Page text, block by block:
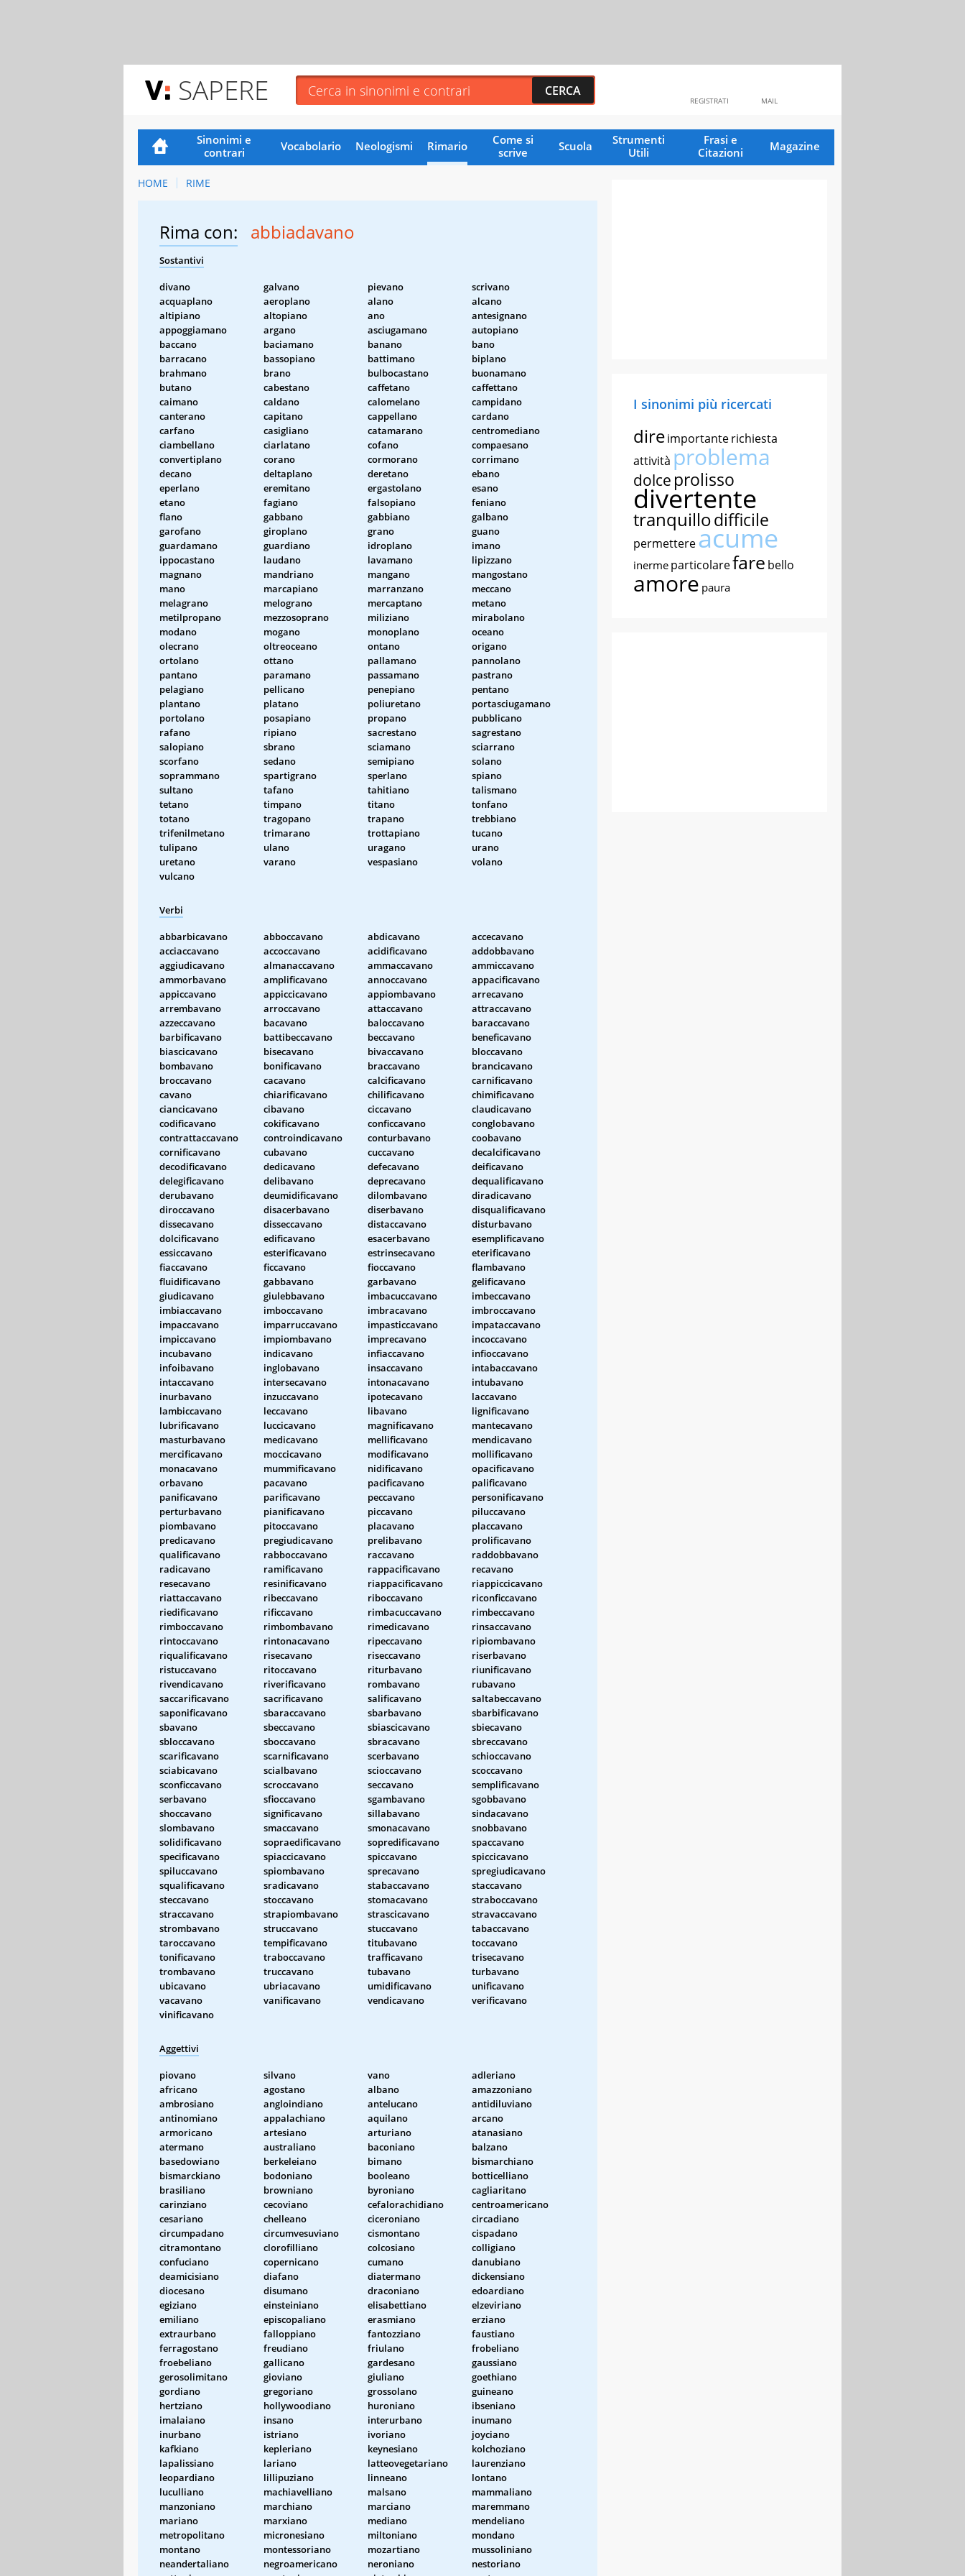
SAPERE MAIL
REGISTRATI
Sinonimi e
contrari
Vocabolario Neologismi Rimario
Come si
scrive
Scuola
Strumenti
Utili
Frasi e
Citazioni
Magazine
HOME RIME
Rima con: abbiadavano
Sostantivi
divano galvano pievano
scrivano
acquaplano
aeroplano alano
alcano
altipiano
altopiano ano
antesignano
appoggiamano
argano asciugamano
autopiano
baccano
baciamano banano
bano
barracano
bassopiano battimano
biplano
brahmano
brano bulbocastano
buonamano
butano
cabestano caffetano
caffettano
caimano
caldano calomelano
campidano
canterano
capitano cappellano
cardano
carfano
casigliano catamarano
centromediano
ciambellano
ciarlatano cofano
compaesano
convertiplano
corano cormorano
corrimano
decano
deltaplano deretano
ebano
eperlano
eremitano ergastolano
esano
etano
fagiano falsopiano
feniano
flano
gabbano gabbiano
galbano
garofano
giroplano grano
guano
guardamano
guardiano idroplano
imano
ippocastano
laudano lavamano
lipizzano
magnano
mandriano mangano
mangostano
mano
marcapiano marranzano
meccano
melagrano
melograno mercaptano
metano
metilpropano
mezzosoprano miliziano
mirabolano
modano
mogano monoplano
oceano
olecrano
oltreoceano ontano
origano
ortolano
ottano pallamano
pannolano
pantano
paramano passamano
pastrano
pelagiano
pellicano penepiano
pentano
plantano
platano poliuretano
portasciugamano
portolano
posapiano propano
pubblicano
rafano
ripiano sacrestano
sagrestano
salopiano
sbrano sciamano
sciarrano
scorfano
sedano semipiano
solano
soprammano
spartigrano sperlano
spiano
sultano
tafano tahitiano
talismano
tetano
timpano titano
tonfano
totano
tragopano trapano
trebbiano
trifenilmetano
trimarano trottapiano
tucano
tulipano
ulano uragano
urano
uretano
varano vespasiano
volano
vulcano
Verbi
abbarbicavano abboccavano abdicavano
accecavano
acciaccavano
accoccavano acidificavano
addobbavano
aggiudicavano
almanaccavano ammaccavano
ammiccavano
ammorbavano
amplificavano annoccavano
appacificavano
appiccavano
appiccicavano appiombavano
arrecavano
arrembavano
arroccavano attaccavano
attraccavano
azzeccavano
bacavano baloccavano
baraccavano
barbificavano
battibeccavano beccavano
beneficavano
biascicavano
bisecavano bivaccavano
bloccavano
bombavano
bonificavano braccavano
brancicavano
broccavano
cacavano calcificavano
carnificavano
cavano
chiarificavano chilificavano
chimificavano
ciancicavano
cibavano ciccavano
claudicavano
codificavano
cokificavano conficcavano
conglobavano
contrattaccavano
controindicavano conturbavano
coobavano
cornificavano
cubavano cuccavano
decalcificavano
decodificavano
dedicavano defecavano
deificavano
delegificavano
delibavano deprecavano
dequalificavano
derubavano
deumidificavano dilombavano
diradicavano
diroccavano
disacerbavano diserbavano
disqualificavano
dissecavano
disseccavano distaccavano
disturbavano
dolcificavano
edificavano esacerbavano
esemplificavano
essiccavano
esterificavano estrinsecavano
eterificavano
fiaccavano
ficcavano fioccavano
flambavano
fluidificavano
gabbavano garbavano
gelificavano
giudicavano
giulebbavano imbacuccavano
imbeccavano
imbiaccavano
imboccavano imbracavano
imbroccavano
impaccavano
imparruccavano impasticcavano
impataccavano
impiccavano
impiombavano imprecavano
incoccavano
incubavano
indicavano infiaccavano
infioccavano
infoibavano
inglobavano insaccavano
intabaccavano
intaccavano
intersecavano intonacavano
intubavano
inurbavano
inzuccavano ipotecavano
laccavano
lambiccavano
leccavano libavano
lignificavano
lubrificavano
luccicavano magnificavano
mantecavano
masturbavano
medicavano mellificavano
mendicavano
mercificavano
moccicavano modificavano
mollificavano
monacavano
mummificavano nidificavano
opacificavano
orbavano
pacavano pacificavano
palificavano
panificavano
parificavano peccavano
personificavano
perturbavano
pianificavano piccavano
piluccavano
piombavano
pitoccavano placavano
placcavano
predicavano
pregiudicavano prelibavano
prolificavano
qualificavano
rabboccavano raccavano
raddobbavano
radicavano
ramificavano rappacificavano
recavano
resecavano
resinificavano riappacificavano
riappiccicavano
riattaccavano
ribeccavano riboccavano
riconficcavano
riedificavano
rificcavano rimbacuccavano
rimbeccavano
rimboccavano
rimbombavano rimedicavano
rinsaccavano
rintoccavano
rintonacavano ripeccavano
ripiombavano
riqualificavano
risecavano riseccavano
riserbavano
ristuccavano
ritoccavano riturbavano
riunificavano
rivendicavano
riverificavano rombavano
rubavano
saccarificavano
sacrificavano salificavano
saltabeccavano
saponificavano
sbaraccavano sbarbavano
sbarbificavano
sbavano
sbeccavano sbiascicavano
sbiecavano
sbloccavano
sboccavano sbracavano
sbreccavano
scarificavano
scarnificavano scerbavano
schioccavano
sciabicavano
scialbavano scioccavano
scoccavano
sconficcavano
scroccavano seccavano
semplificavano
serbavano
sfioccavano sgambavano
sgobbavano
shoccavano
significavano sillabavano
sindacavano
slombavano
smaccavano smonacavano
snobbavano
solidificavano
sopraedificavano sopredificavano
spaccavano
specificavano
spiaccicavano spiccavano
spiccicavano
spiluccavano
spiombavano sprecavano
spregiudicavano
squalificavano
sradicavano stabaccavano
staccavano
steccavano
stoccavano stomacavano
straboccavano
straccavano
strapiombavano strascicavano
stravaccavano
strombavano
struccavano stuccavano
tabaccavano
taroccavano
tempificavano titubavano
toccavano
tonificavano
traboccavano trafficavano
trisecavano
trombavano
truccavano tubavano
turbavano
ubicavano
ubriacavano umidificavano
unificavano
vacavano
vanificavano vendicavano
verificavano
vinificavano
Aggettivi
piovano silvano vano
adleriano
africano
agostano albano
amazzoniano
ambrosiano
angloindiano antelucano
antidiluviano
antinomiano
appalachiano aquilano
arcano
armoricano
artesiano arturiano
atanasiano
atermano
australiano baconiano
balzano
basedowiano
berkeleiano bimano
bismarchiano
bismarckiano
bodoniano booleano
botticelliano
brasiliano
browniano byroniano
cagliaritano
carinziano
cecoviano cefalorachidiano
centroamericano
cesariano
chelleano ciceroniano
circadiano
circumpadano
circumvesuviano cismontano
cispadano
citramontano
clorofilliano colcosiano
colligiano
confuciano
copernicano cumano
danubiano
deamicisiano
diafano diatermano
dickensiano
diocesano
disumano draconiano
edoardiano
egiziano
einsteiniano elisabettiano
elzeviriano
emiliano
episcopaliano erasmiano
erziano
extraurbano
falloppiano fantozziano
faustiano
ferragostano
freudiano friulano
frobeliano
froebeliano
gallicano gardesano
gaussiano
gerosolimitano
gioviano giuliano
goethiano
gordiano
gregoriano grossolano
guineano
hertziano
hollywoodiano huroniano
ibseniano
imalaiano
insano interurbano
inumano
inurbano
istriano ivoriano
joyciano
kafkiano
kepleriano keynesiano
kolchoziano
lapalissiano
lariano latteovegetariano
laurenziano
leopardiano
lillipuziano linneano
lontano
luculliano
machiavelliano malsano
mammaliano
manzoniano
marchiano marciano
maremmano
mariano
marxiano mediano
mendeliano
metropolitano
micronesiano miltoniano
mondano
montano
montessoriano mozartiano
mussoliniano
neandertaliano
negroamericano neroniano
nestoriano
I sinonimi più ricercati
direimportanterichiesta
attività problema
dolce prolisso
divertente
tranquillodifficile
permettereacume
inerme particolarefare bello
amore paura